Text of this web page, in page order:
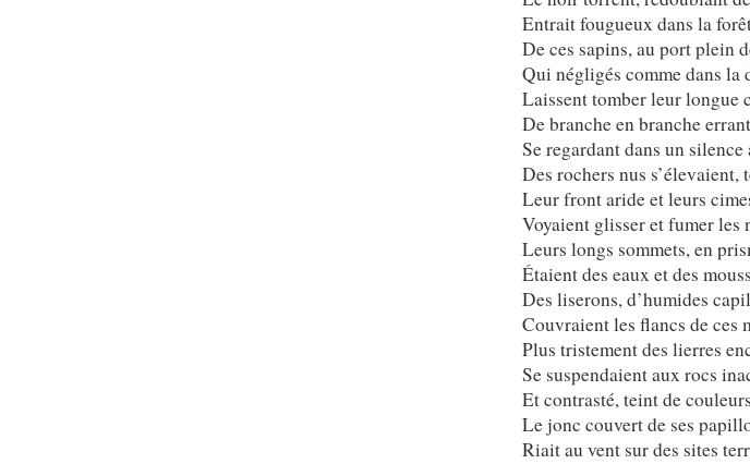
Entrait fougueux dans la
De ces sapins, au port plein
Qui négligés comme dans la
Laissent tomber leur longue
De branche en branche
Se regardant dans un
Des rochers nus s’élevaient,
Leur front aride et leurs
Voyaient glisser et fumer les
Leurs longs sommets, en
Étaient des eaux et des
Des liserons, d’humides
Couvraient les flancs de ces
Plus tristement des lierres
Se suspendaient aux rocs
Et contrasté, teint de
Le jonc couvert de ses
Riait au vent sur des sites